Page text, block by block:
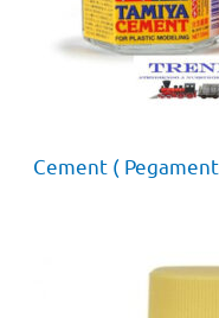
Cement (